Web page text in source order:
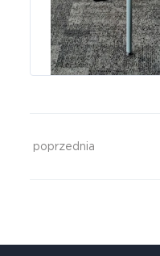
poprzednia